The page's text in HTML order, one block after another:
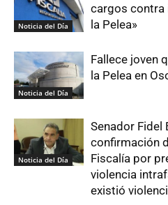
Noticia del Día
cargos contra
la Pelea»
Noticia del Día
Fallece joven
la Pelea en
Noticia del Día
Senador Fidel
confirmación
Fiscalía por
violencia
existió